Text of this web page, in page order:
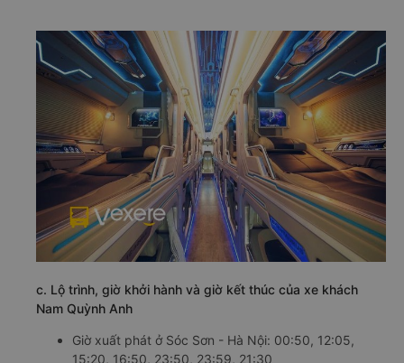
c. Lộ trình, giờ khởi hành và giờ kết thúc của xe khách
Nam Quỳnh Anh
Giờ xuất phát ở Sóc Sơn - Hà Nội: 00:50, 12:05,
15:20, 16:50, 23:50, 23:59, 21:30